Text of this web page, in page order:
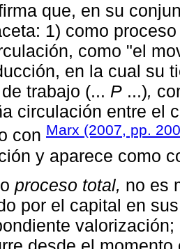
que, en su
1) como
como "el
en la cual su
trabajo (... P ...),
circulación entre el
con Marx (2007, pp.
y aparece como
proceso total, no es
por el capital en